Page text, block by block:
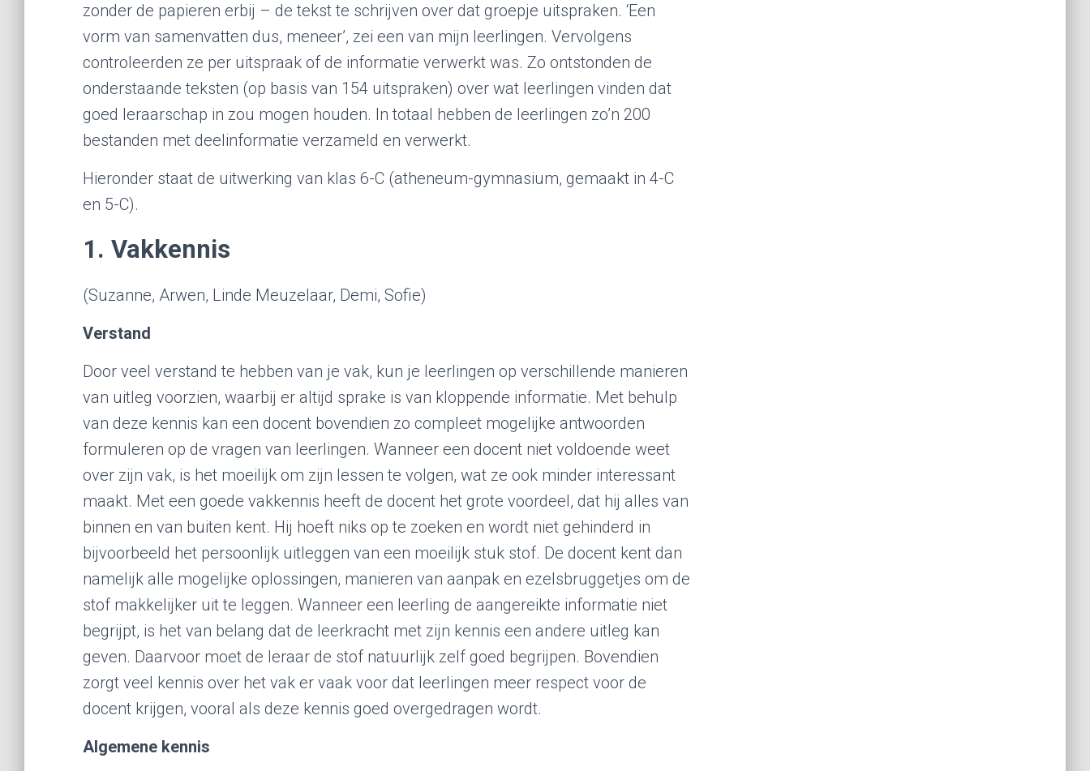
zonder de papieren erbij – de tekst te schrijven over dat groepje uitspraken. ‘Een
vorm van samenvatten dus, meneer’, zei een van mijn leerlingen. Vervolgens
controleerden ze per uitspraak of de informatie verwerkt was. Zo ontstonden de
onderstaande teksten (op basis van 154 uitspraken) over wat leerlingen vinden dat
goed leraarschap in zou mogen houden. In totaal hebben de leerlingen zo’n 200
bestanden met deelinformatie verzameld en verwerkt.
Hieronder staat de uitwerking van klas 6-C (atheneum-gymnasium, gemaakt in 4-C
en 5-C).
1. Vakkennis
(Suzanne, Arwen, Linde Meuzelaar, Demi, Sofie)
Verstand
Door veel verstand te hebben van je vak, kun je leerlingen op verschillende manieren
van uitleg voorzien, waarbij er altijd sprake is van kloppende informatie. Met behulp
van deze kennis kan een docent bovendien zo compleet mogelijke antwoorden
formuleren op de vragen van leerlingen. Wanneer een docent niet voldoende weet
over zijn vak, is het moeilijk om zijn lessen te volgen, wat ze ook minder interessant
maakt. Met een goede vakkennis heeft de docent het grote voordeel, dat hij alles van
binnen en van buiten kent. Hij hoeft niks op te zoeken en wordt niet gehinderd in
bijvoorbeeld het persoonlijk uitleggen van een moeilijk stuk stof. De docent kent dan
namelijk alle mogelijke oplossingen, manieren van aanpak en ezelsbruggetjes om de
stof makkelijker uit te leggen. Wanneer een leerling de aangereikte informatie niet
begrijpt, is het van belang dat de leerkracht met zijn kennis een andere uitleg kan
geven. Daarvoor moet de leraar de stof natuurlijk zelf goed begrijpen. Bovendien
zorgt veel kennis over het vak er vaak voor dat leerlingen meer respect voor de
docent krijgen, vooral als deze kennis goed overgedragen wordt.
Algemene kennis